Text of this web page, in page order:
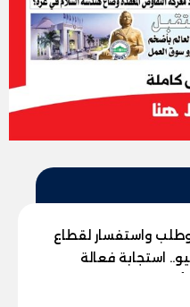
وطلب واستفسار لقطاع
استجابة فعالة
الأمور